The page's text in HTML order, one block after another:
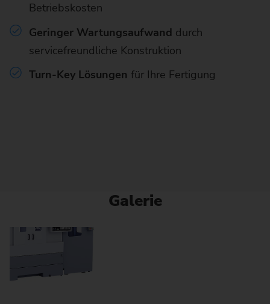
Betriebskosten
Geringer Wartungsaufwand durch
servicefreundliche Konstruktion
Turn-Key Lösungen für Ihre Fertigung
Galerie